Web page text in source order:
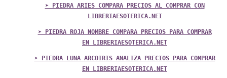
➤ PIEDRA ARIES COMPARA PRECIOS AL COMPRAR CON
LIBRERIAESOTERICA.NET
➤ PIEDRA ROJA NOMBRE COMPARA PRECIOS PARA COMPRAR
EN LIBRERIAESOTERICA.NET
➤ PIEDRA LUNA ARCOIRIS ANALIZA PRECIOS PARA COMPRAR
EN LIBRERIAESOTERICA.NET